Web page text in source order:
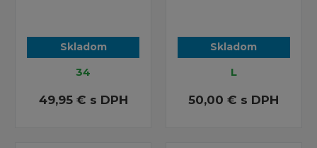
Skladom
34
49,95 € s DPH
Skladom
L
50,00 € s DPH